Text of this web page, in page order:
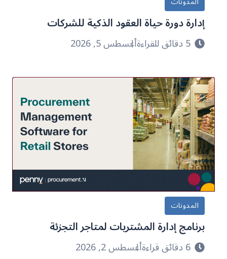
إدارة دورة حياة العقود الذكية للشركات
5 دقائق للقراءة أغسطس 5, 2026
المدونات
برنامج إدارة المشتريات لمتاجر التجزئة
6 دقائق قراءة أغسطس 2, 2026